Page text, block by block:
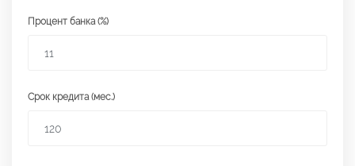
Процент банка (%)
Срок кредита (мес.)